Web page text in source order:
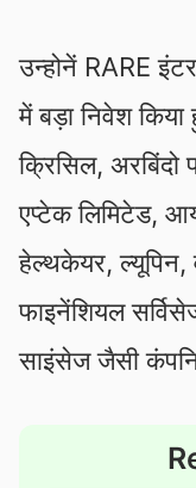
उन्होनें RARE
में बड़ा निवेश
क्रिसिल, अरबिंदो
एप्टेक लिमिटेड,
हेल्थकेयर, ल्यूपिन,
फाइनेंशियल
साइंसेज जैसी